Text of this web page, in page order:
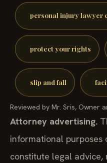
personal injury lawyer
protect your rights
slip and fall
Reviewed by Mr. Sris, Owner
Attorney advertising.
informational purposes
constitute legal advice,